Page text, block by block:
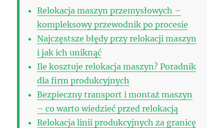
Relokacja maszyn przemysłowych –
kompleksowy przewodnik po procesie
Najczęstsze błędy przy relokacji maszyn
i jak ich uniknąć
Ile kosztuje relokacja maszyn? Poradnik
dla firm produkcyjnych
Bezpieczny transport i montaż maszyn
– co warto wiedzieć przed relokacją
Relokacja linii produkcyjnych za granicę